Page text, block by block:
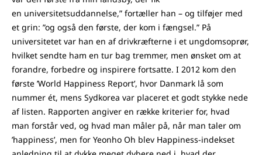
en universitetsuddannelse,” fortæller han – og tilføjer med
et grin: ”og også den første, der kom i fængsel.” På
universitetet var han en af drivkræfterne i et ungdomsoprør,
hvilket sendte ham en tur bag tremmer, men ønsket om at
forandre, forbedre og inspirere fortsatte. I 2012 kom den
første ’World Happiness Report’, hvor Danmark lå som
nummer ét, mens Sydkorea var placeret et godt stykke nede
af listen. Rapporten angiver en række kriterier for, hvad
man forstår ved, og hvad man måler på, når man taler om
’happiness’, men for Yeonho Oh blev Happiness-indekset